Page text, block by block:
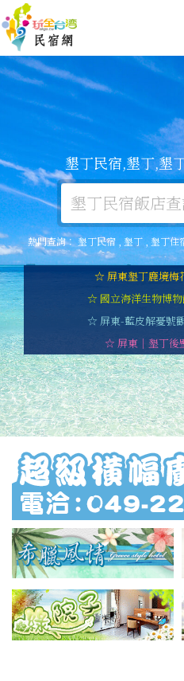
墾丁民宿,墾丁,墾
熱門查詢：墾丁民宿 ,墾丁,墾丁住
☆ 屏東墾丁鹿境梅
☆ 國立海洋生物博
☆ 屏東-藍皮解憂號
☆ 屏東｜墾丁後